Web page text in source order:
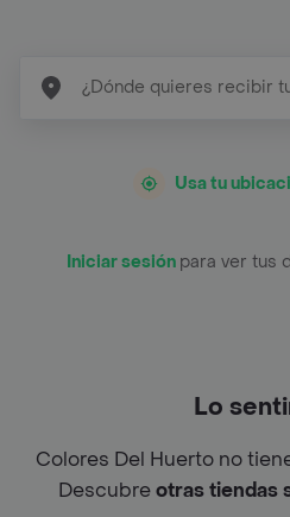
Usa tu
Iniciar sesión para ver tus
Lo
Colores Del Huerto no
Descubreotras tiendas